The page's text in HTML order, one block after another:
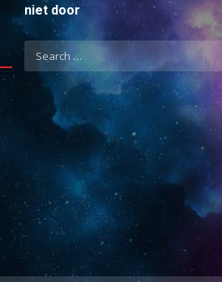
niet door
Search
for: